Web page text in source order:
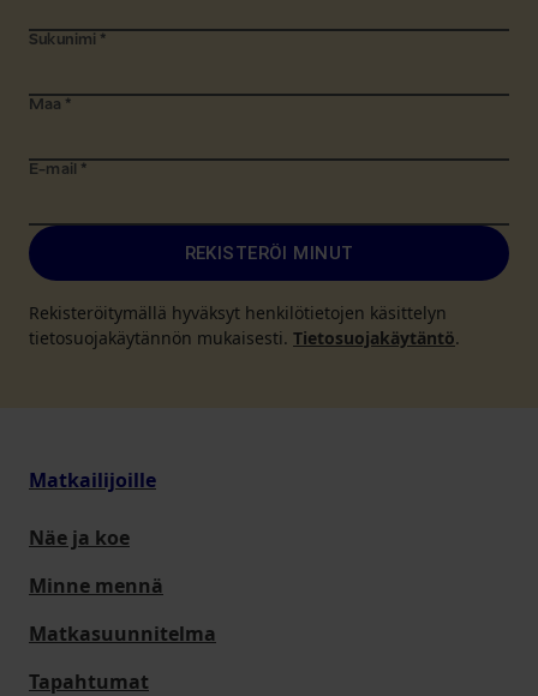
Sukunimi *
Maa *
E-mail *
REKISTERÖI MINUT
Rekisteröitymällä hyväksyt henkilötietojen käsittelyn
tietosuojakäytännön mukaisesti. Tietosuojakäytäntö.
Matkailijoille
Näe ja koe
Minne mennä
Matkasuunnitelma
Tapahtumat